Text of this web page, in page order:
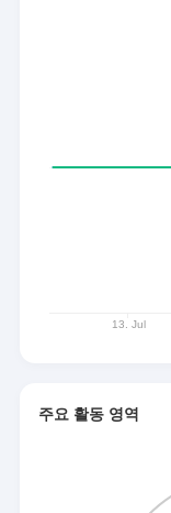
주요 활동 영역